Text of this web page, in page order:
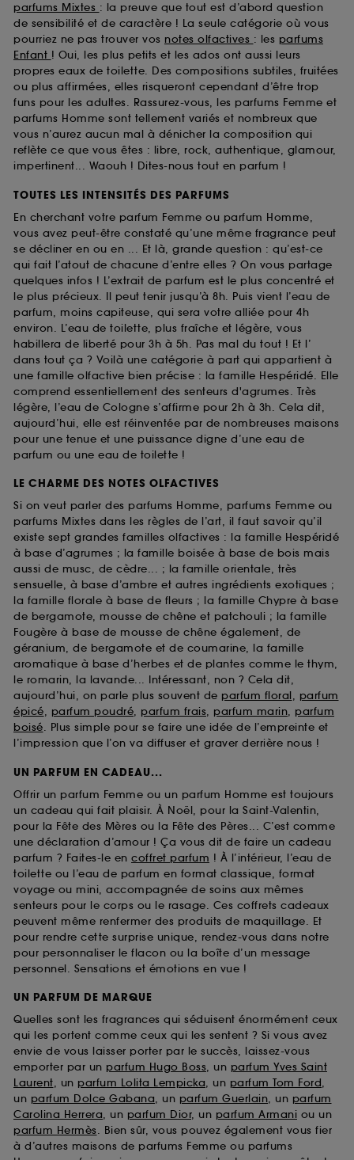
parfums Mixtes : la preuve que tout est d’abord question
de sensibilité et de caractère ! La seule catégorie où vous
pourriez ne pas trouver vos notes olfactives : les parfums
Enfant ! Oui, les plus petits et les ados ont aussi leurs
propres eaux de toilette. Des compositions subtiles, fruitées
ou plus affirmées, elles risqueront cependant d’être trop
funs pour les adultes. Rassurez-vous, les parfums Femme et
parfums Homme sont tellement variés et nombreux que
vous n’aurez aucun mal à dénicher la composition qui
reflète ce que vous êtes : libre, rock, authentique, glamour,
impertinent... Waouh ! Dites-nous tout en parfum !
TOUTES LES INTENSITÉS DES PARFUMS
En cherchant votre parfum Femme ou parfum Homme,
vous avez peut-être constaté qu’une même fragrance peut
se décliner en ou en ... Et là, grande question : qu’est-ce
qui fait l’atout de chacune d’entre elles ? On vous partage
quelques infos ! L’extrait de parfum est le plus concentré et
le plus précieux. Il peut tenir jusqu’à 8h. Puis vient l’eau de
parfum, moins capiteuse, qui sera votre alliée pour 4h
environ. L’eau de toilette, plus fraîche et légère, vous
habillera de liberté pour 3h à 5h. Pas mal du tout ! Et l’
dans tout ça ? Voilà une catégorie à part qui appartient à
une famille olfactive bien précise : la famille Hespéridé. Elle
comprend essentiellement des senteurs d'agrumes. Très
légère, l’eau de Cologne s’affirme pour 2h à 3h. Cela dit,
aujourd’hui, elle est réinventée par de nombreuses maisons
pour une tenue et une puissance digne d’une eau de
parfum ou une eau de toilette !
LE CHARME DES NOTES OLFACTIVES
Si on veut parler des parfums Homme, parfums Femme ou
parfums Mixtes dans les règles de l’art, il faut savoir qu’il
existe sept grandes familles olfactives : la famille Hespéridé
à base d’agrumes ; la famille boisée à base de bois mais
aussi de musc, de cèdre... ; la famille orientale, très
sensuelle, à base d’ambre et autres ingrédients exotiques ;
la famille florale à base de fleurs ; la famille Chypre à base
de bergamote, mousse de chêne et patchouli ; la famille
Fougère à base de mousse de chêne également, de
géranium, de bergamote et de coumarine, la famille
aromatique à base d’herbes et de plantes comme le thym,
le romarin, la lavande... Intéressant, non ? Cela dit,
aujourd’hui, on parle plus souvent de parfum floral, parfum
épicé, parfum poudré, parfum frais, parfum marin, parfum
boisé. Plus simple pour se faire une idée de l’empreinte et
l’impression que l’on va diffuser et graver derrière nous !
UN PARFUM EN CADEAU...
Offrir un parfum Femme ou un parfum Homme est toujours
un cadeau qui fait plaisir. À Noël, pour la Saint-Valentin,
pour la Fête des Mères ou la Fête des Pères... C’est comme
une déclaration d’amour ! Ça vous dit de faire un cadeau
parfum ? Faites-le en coffret parfum ! À l’intérieur, l’eau de
toilette ou l’eau de parfum en format classique, format
voyage ou mini, accompagnée de soins aux mêmes
senteurs pour le corps ou le rasage. Ces coffrets cadeaux
peuvent même renfermer des produits de maquillage. Et
pour rendre cette surprise unique, rendez-vous dans notre
pour personnaliser le flacon ou la boîte d’un message
personnel. Sensations et émotions en vue !
UN PARFUM DE MARQUE
Quelles sont les fragrances qui séduisent énormément ceux
qui les portent comme ceux qui les sentent ? Si vous avez
envie de vous laisser porter par le succès, laissez-vous
emporter par un parfum Hugo Boss, un parfum Yves Saint
Laurent, un parfum Lolita Lempicka, un parfum Tom Ford,
un parfum Dolce Gabana, un parfum Guerlain, un parfum
Carolina Herrera, un parfum Dior, un parfum Armani ou un
parfum Hermès. Bien sûr, vous pouvez également vous fier
à d’autres maisons de parfums Femme ou parfums